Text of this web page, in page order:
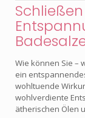
Wie können Sie –
ein
wohltuende
wohlverdiente
ätherischen Ölen